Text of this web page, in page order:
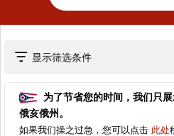
显示筛选条件
为了节省您的时间，我们只
俄亥俄州。
如果我们操之过急，您可以点击 此处